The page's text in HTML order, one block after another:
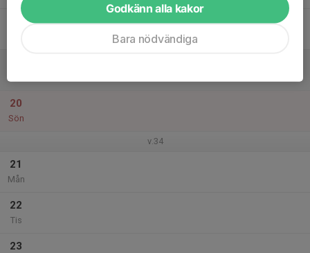
20
Sön
v.34
21
Mån
22
Tis
23
Godkänn alla kakor
Bara nödvändiga